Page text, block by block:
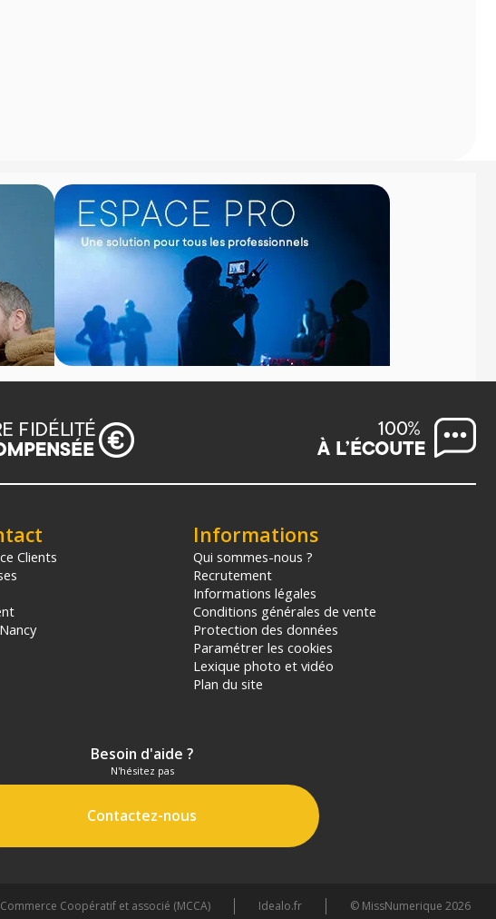
Clients
Informations
Qui sommes-nous ?
Recrutement
Informations légales
Conditions générales de vente
Protection des données
Paramétrer les cookies
Lexique photo et vidéo
Plan du site
Besoin d'aide ?
N'hésitez pas
Contactez-nous
Coopératif et associé (MCCA) Idealo.fr © MissNumerique 2026